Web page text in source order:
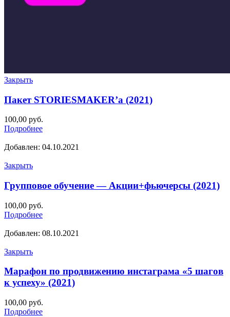
Закрыть
Пакет STORIESMAKER’а (2021)
100,00 руб.
Подробнее
Добавлен: 04.10.2021
Закрыть
Групповое обучение — Акции+фьючерсы (2021)
100,00 руб.
Подробнее
Добавлен: 08.10.2021
Закрыть
Марафон по продвижению инстаграма «5 шагов
к успеху» (2021)
100,00 руб.
Подробнее